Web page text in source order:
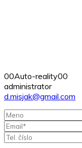
00Auto-reality00
administrator
d.misjak@gmail.com